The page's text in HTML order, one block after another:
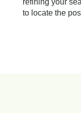
refining your
to locate the